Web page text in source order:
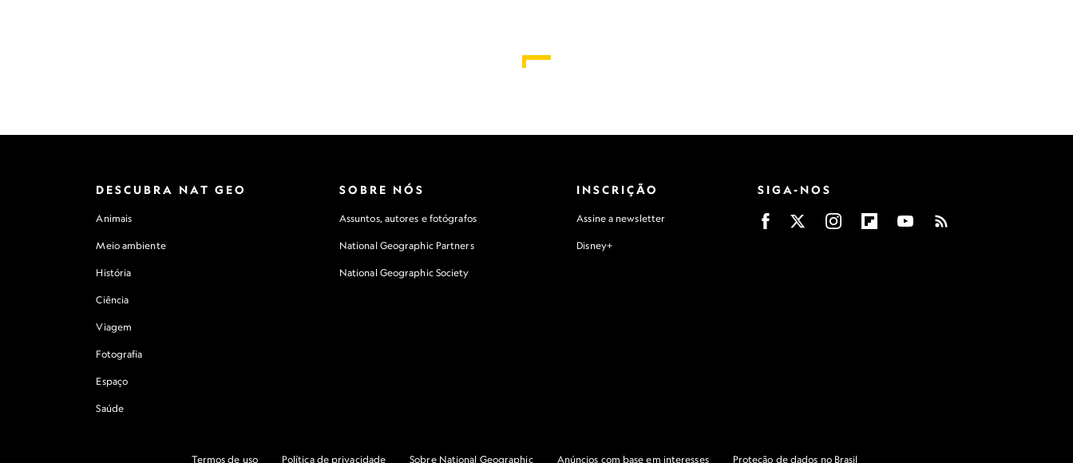
DESCUBRA NAT GEO
Animais
Meio ambiente
História
Ciência
Viagem
Fotografia
Espaço
Saúde
SOBRE NÓS
Assuntos, autores e fotógrafos
National Geographic Partners
National Geographic Society
INSCRIÇÃO
Assine a newsletter
Disney+
SIGA-NOS
Termos de uso Política de privacidade Sobre National Geographic Anúncios com base em interesses Proteção de dados no Brasil